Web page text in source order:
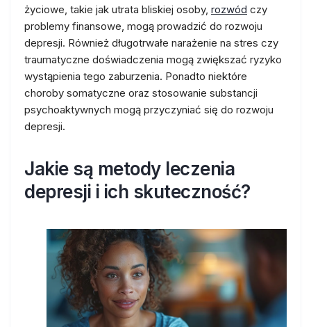
życiowe, takie jak utrata bliskiej osoby, rozwód czy
problemy finansowe, mogą prowadzić do rozwoju
depresji. Również długotrwałe narażenie na stres czy
traumatyczne doświadczenia mogą zwiększać ryzyko
wystąpienia tego zaburzenia. Ponadto niektóre
choroby somatyczne oraz stosowanie substancji
psychoaktywnych mogą przyczyniać się do rozwoju
depresji.
Jakie są metody leczenia
depresji i ich skuteczność?